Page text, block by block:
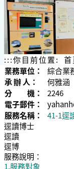
:::你目前位置: 首
業務單位：
綜合業
承 辦 人：
何雅涵
分 機：
2246
電子郵件：
服務名稱：
41-1逕
逕讀博士
逕讀
逕博
服務說明：
1.服務對象